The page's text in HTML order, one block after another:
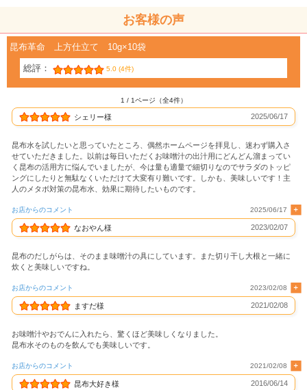
お客様の声
昆布革命 上方仕立て 10g×10袋
総評： 5.0 (4件)
1 / 1ページ（全4件）
シェリー様 2025/06/17
昆布水を試したいと思っていたところ、偶然ホームページを拝見し、迷わず購入さ
せていただきました。以前は毎日いただくお味噌汁の出汁用にどんどん溜まってい
く昆布の活用方に悩んでいましたが、今は量も適量で細切りなのでサラダのトッピ
ングにしたりと無駄なくいただけて大変有り難いです。しかも、美味しいです！主
人のメタボ対策の昆布水、効果に期待したいものです。
お店からのコメント 2025/06/17
なおやん様 2023/02/07
昆布のだしがらは、そのまま味噌汁の具にしています。また切り干し大根と一緒に
炊くと美味しいですね。
お店からのコメント 2023/02/08
ますだ様 2021/02/08
お味噌汁やおでんに入れたら、驚くほど美味しくなりました。
昆布水そのものを飲んでも美味しいです。
お店からのコメント 2021/02/08
昆布大好き様 2016/06/14